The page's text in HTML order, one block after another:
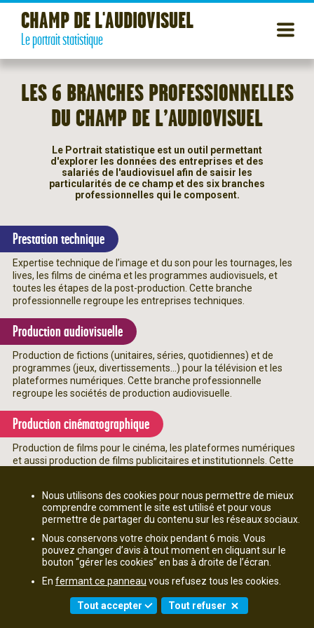
CHAMP DE L'AUDIOVISUEL
Le portrait statistique
LES 6 BRANCHES PROFESSIONNELLES
DU CHAMP DE L’AUDIOVISUEL
Le Portrait statistique est un outil permettant
d'explorer les données des entreprises et des
salariés de l'audiovisuel afin de saisir les
particularités de ce champ et des six branches
professionnelles qui le composent.
Prestation technique
Expertise technique de l’image et du son pour les tournages, les
lives, les films de cinéma et les programmes audiovisuels, et
toutes les étapes de la post-production. Cette branche
professionnelle regroupe les entreprises techniques.
Production audiovisuelle
Production de fictions (unitaires, séries, quotidiennes) et de
programmes (jeux, divertissements...) pour la télévision et les
plateformes numériques. Cette branche professionnelle
regroupe les sociétés de production audiovisuelle.
Production cinématographique
Production de films pour le cinéma, les plateformes numériques
et aussi production de films publicitaires et institutionnels. Cette
Production de films d’animation
Production de films d’animation pour le cinéma et de
programmes d’animation (fictions, séries, documentaires, ...)
pour la télévision et les plateformes numériques. Cette branche
professionnelle regroupe les studios d’animation.
Radiodiffusion
Nous utilisons des cookies pour nous permettre de mieux
comprendre comment le site est utilisé et pour vous
permettre de partager du contenu sur les réseaux sociaux.
Nous conservons votre choix pendant 6 mois. Vous
pouvez changer d’avis à tout moment en cliquant sur le
bouton “gérer les cookies” en bas à droite de l’écran.
En fermant ce panneau vous refusez tous les cookies.
Tout accepter Tout refuser